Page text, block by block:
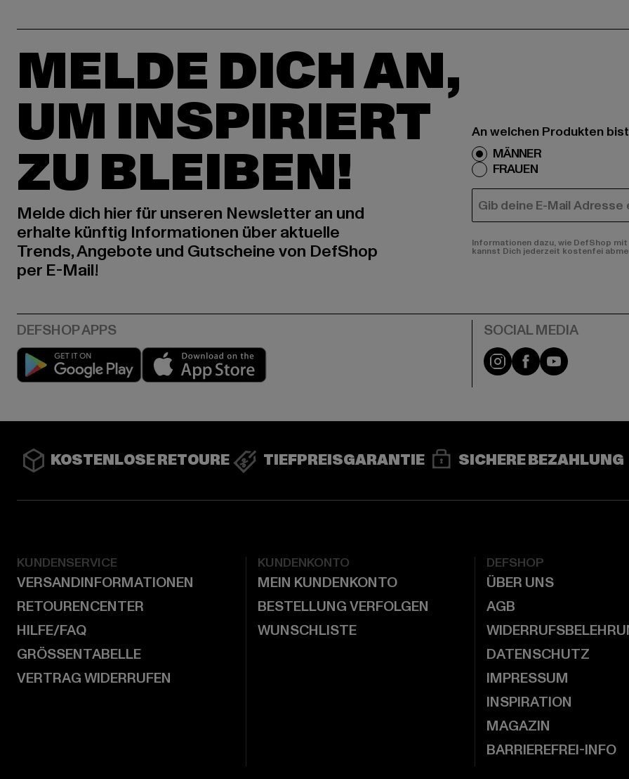
MELDE DICH AN,
UM INSPIRIERT
ZU BLEIBEN!
Melde dich hier für unseren Newsletter an und
erhalte künftig Informationen über aktuelle
Trends, Angebote und Gutscheine von DefShop
per E-Mail!
An welchen Produkten
MÄNNER
FRAUEN
E-MAIL
Informationen dazu, wie DefShop
kannst Dich jederzeit kostenfei
Play market Instagram
FacebookYouTube
KOSTENLOSE RETOURE TIEFPREISGARANTIE SICHERE BEZAHLUNG
KUNDENSERVICE
VERSANDINFORMATIONEN
RETOURENCENTER
HILFE/FAQ
GRÖSSENTABELLE
VERTRAG WIDERRUFEN
KUNDENKONTO
MEIN KUNDENKONTO
BESTELLUNG VERFOLGEN
WUNSCHLISTE
DEFSHOP
ÜBER UNS
AGB
DATENSCHUTZ
IMPRESSUM
INSPIRATION
MAGAZIN
BARRIEREFREI-INFO